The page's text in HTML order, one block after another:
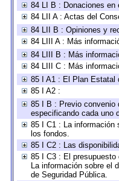
84 LI B : Donaciones en
84 LII A : Actas del
84 LII B : Opiniones y
84 LIII A : Más
84 LIII B : Más
84 LIII C : Más
85 I A1 : El Plan Estatal
85 I A2 :
85 I B : Previo convenio
especificando cada uno
85 I C1 : La información
los fondos.
85 I C2 : Las
85 I C3 : El presupuesto
La información sobre el
de Seguridad Pública.